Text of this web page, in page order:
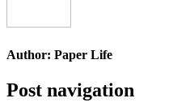
Author: Paper Life
Post navigation